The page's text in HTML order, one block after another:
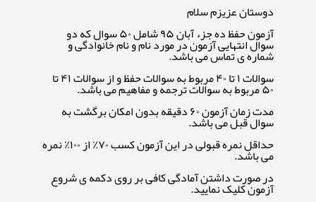
دوستان عزیزم سلام
آزمون حفظ ده جزء آبان ۹۵ شامل ۵۰ سوال که دو
سوال انتهایی آزمون در مورد نام و نام خانوادگی و
شماره ی تماس می باشد.
سوالات ۱ تا ۴۰ مربوط به سوالات حفظ و از سوالات ۴۱ تا
۵۰ مربوط به سوالات ترجمه و مفاهیم می باشد.
مدت زمان آزمون ۶۰ دقیقه بدون امکان برگشت بهسوال قبل می باشد.
حداقل نمره قبولی در این آزمون کسب ۷۰٪ از ۱۰۰٪ نمره
می باشد.
در صورت داشتن آمادگی کافی بر روی دکمه ی شروع
آزمون کلیک نمایید.